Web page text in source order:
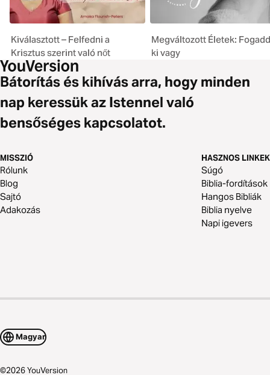
Kiválasztott – Felfedni a
Krisztus szerint való nőt
Megváltozott Életek:
ki vagy
Bátorítás és kihívás arra, hogy minden
nap keressük az Istennel való
bensőséges kapcsolatot.
MISSZIÓ
Rólunk
Blog
Sajtó
Adakozás
HASZNOS LINKEK
Súgó
Biblia-fordítások
Hangos Bibliák
Biblia nyelve
Napi igevers
Magyar
©2026YouVersion